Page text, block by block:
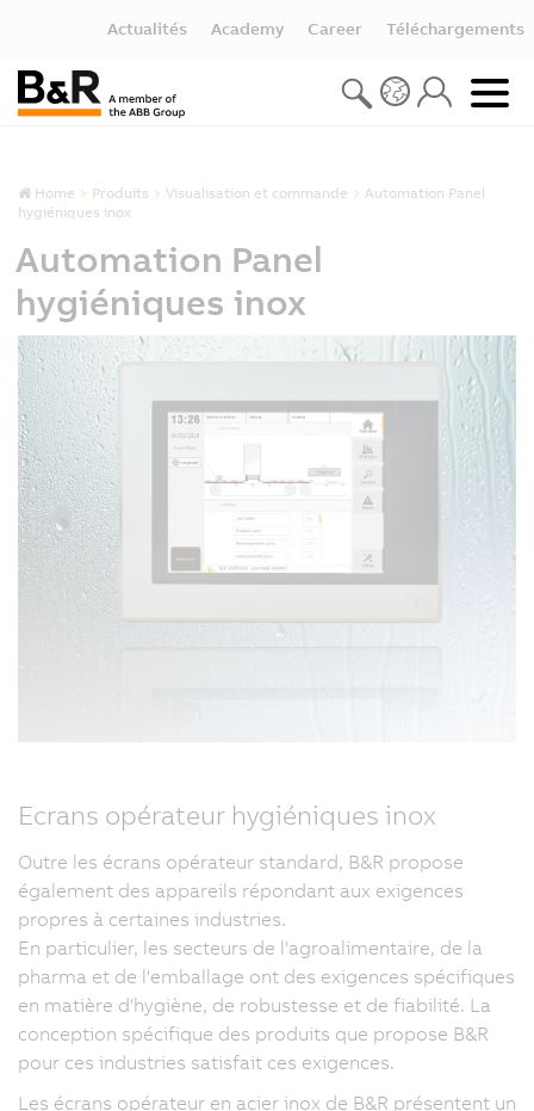
Actualités Academy Career Téléchargements
Home Produits Visualisation et commande
Automation Panel
hygiéniques inox
Automation Panel
hygiéniques inox
Ecrans opérateur hygiéniques inox
Outre les écrans opérateur standard, B&R propose
également des appareils répondant aux exigences
propres à certaines industries.
En particulier, les secteurs de l'agroalimentaire, de la
pharma et de l'emballage ont des exigences spécifiques
en matière d'hygiène, de robustesse et de fiabilité. La
conception spécifique des produits que propose B&R
pour ces industries satisfait ces exigences.
Les écrans opérateur en acier inox de B&R présentent un